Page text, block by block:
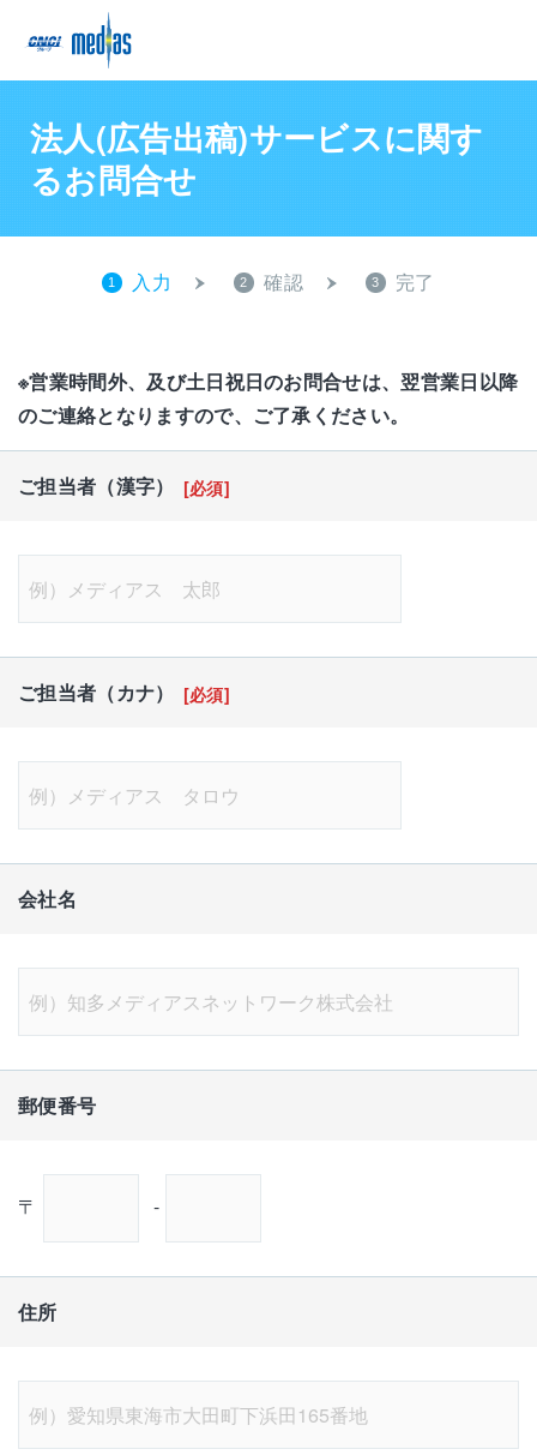
法人(広告出稿)サービスに関す
るお問合せ
1 入力 2 確認 3 完了
※営業時間外、及び土日祝日のお問合せは、翌営業日以降
のご連絡となりますので、ご了承ください。
ご担当者（漢字） [必須]
ご担当者（カナ） [必須]
会社名
郵便番号
〒 -
住所